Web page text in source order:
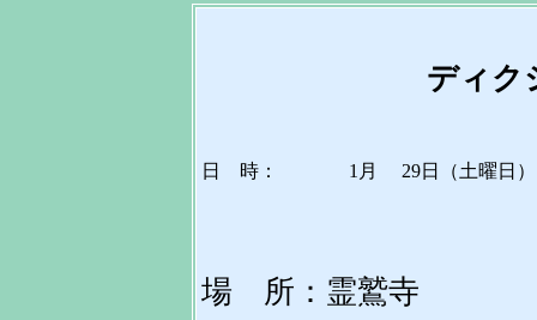
ディク
日 時： 1月 29日（土曜日
場 所：霊鷲寺